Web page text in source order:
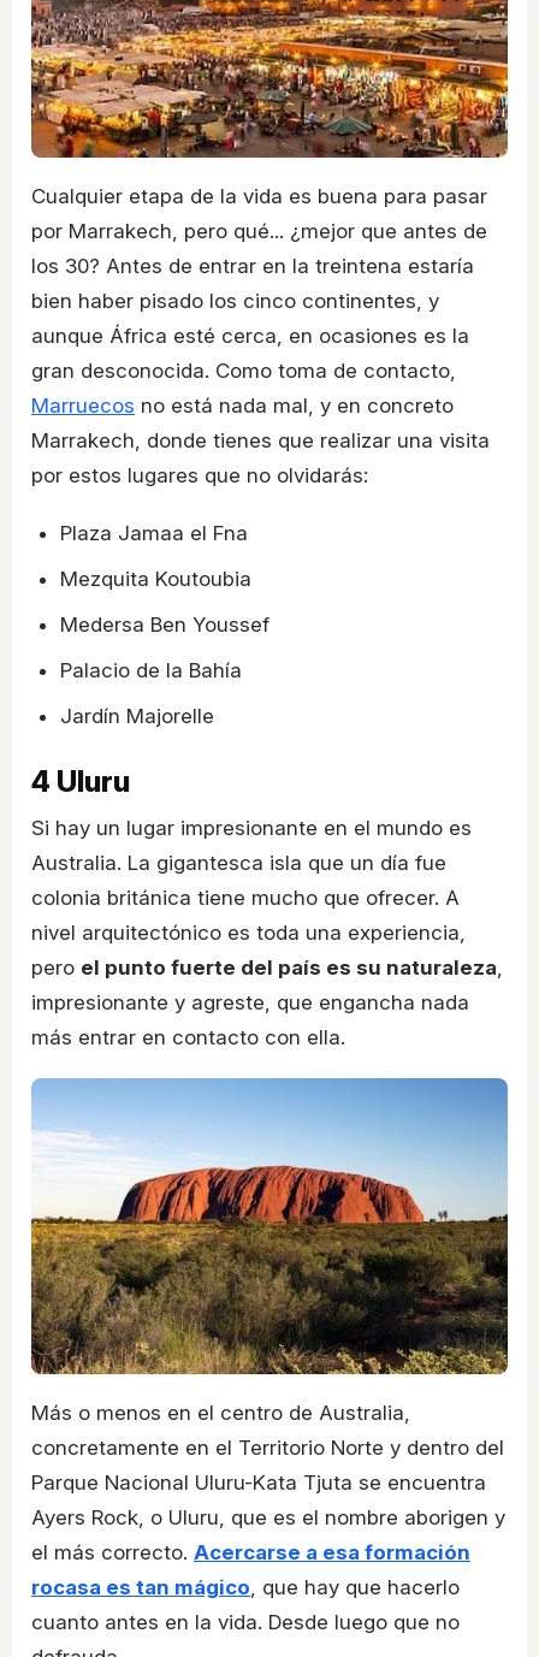
Cualquier etapa de la vida es buena para pasar
por Marrakech, pero qué... ¿mejor que antes de
los 30? Antes de entrar en la treintena estaría
bien haber pisado los cinco continentes, y
aunque África esté cerca, en ocasiones es la
gran desconocida. Como toma de contacto,
Marruecos no está nada mal, y en concreto
Marrakech, donde tienes que realizar una visita
por estos lugares que no olvidarás:
Plaza Jamaa el Fna
Mezquita Koutoubia
Medersa Ben Youssef
Palacio de la Bahía
Jardín Majorelle
4 Uluru
Si hay un lugar impresionante en el mundo es
Australia. La gigantesca isla que un día fue
colonia británica tiene mucho que ofrecer. A
nivel arquitectónico es toda una experiencia,
pero el punto fuerte del país es su naturaleza,
impresionante y agreste, que engancha nada
más entrar en contacto con ella.
Más o menos en el centro de Australia,
concretamente en el Territorio Norte y dentro del
Parque Nacional Uluru-Kata Tjuta se encuentra
Ayers Rock, o Uluru, que es el nombre aborigen y
el más correcto. Acercarse a esa formación
rocasa es tan mágico , que hay que hacerlo
cuanto antes en la vida. Desde luego que no